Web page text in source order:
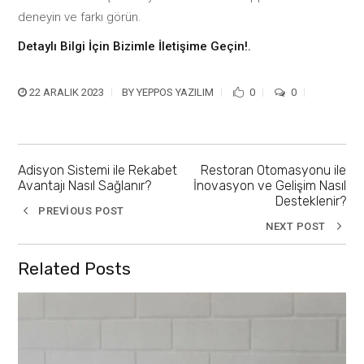
deneyin ve farkı görün.
Detaylı Bilgi İçin Bizimle İletişime Geçin!.
22 ARALIK 2023 BYYEPPOS YAZILIM 0 0
Adisyon Sistemi ile Rekabet
Avantajı Nasıl Sağlanır?
PREVIOUS POST
Restoran Otomasyonu ile
İnovasyon ve Gelişim Nasıl
Desteklenir?
NEXT POST
Related Posts